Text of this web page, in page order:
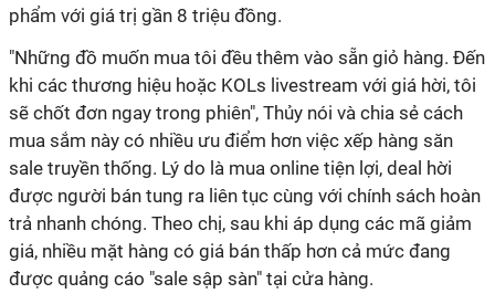
phẩm với giá trị gần 8 triệu đồng.
"Những đồ muốn mua tôi đều thêm vào sẵn giỏ hàng. Đến
khi các thương hiệu hoặc KOLs livestream với giá hời, tôi
sẽ chốt đơn ngay trong phiên", Thủy nói và chia sẻ cách
mua sắm này có nhiều ưu điểm hơn việc xếp hàng săn
sale truyền thống. Lý do là mua online tiện lợi, deal hời
được người bán tung ra liên tục cùng với chính sách hoàn
trả nhanh chóng. Theo chị, sau khi áp dụng các mã giảm
giá, nhiều mặt hàng có giá bán thấp hơn cả mức đang
được quảng cáo "sale sập sàn" tại cửa hàng.